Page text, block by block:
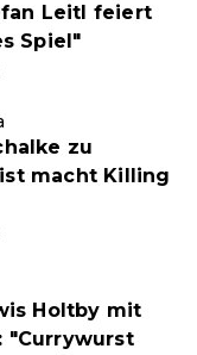
Leitl feiert
Spiel"
zu
macht Killing
Holtby mit
"Currywurst